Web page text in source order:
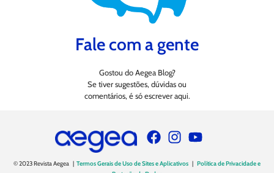
Fale com a gente
Gostou do Aegea Blog?
Se tiver sugestões, dúvidas ou
comentários, é só escrever aqui.
© 2023 Revista Aegea | Termos Gerais de Uso de Sites e Aplicativos | Política de Privacidade e